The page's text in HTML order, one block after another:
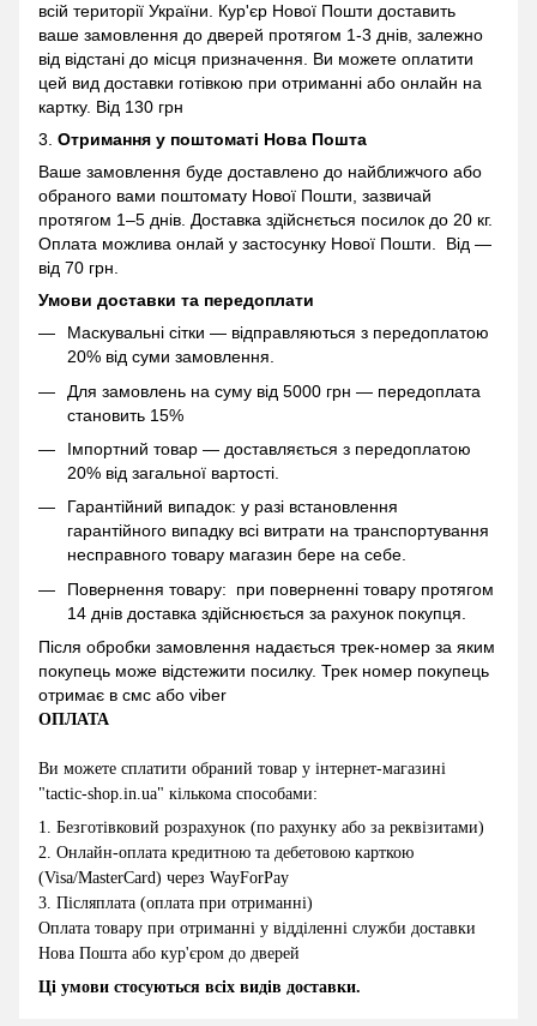
всій території України. Кур'єр Нової Пошти доставить
ваше замовлення до дверей протягом 1-3 днів, залежно
від відстані до місця призначення. Ви можете оплатити
цей вид доставки готівкою при отриманні або онлайн на
картку. Від 130 грн
3. Отримання у поштоматі Нова Пошта
Ваше замовлення буде доставлено до найближчого або
обраного вами поштомату Нової Пошти, зазвичай
протягом 1–5 днів. Доставка здійснється посилок до 20 кг.
Оплата можлива онлай у застосунку Нової Пошти. Від —
від 70 грн.
Умови доставки та передоплати
Маскувальні сітки — відправляються з передоплатою
20% від суми замовлення.
Для замовлень на суму від 5000 грн — передоплата
становить 15%
Імпортний товар — доставляється з передоплатою
20% від загальної вартості.
Гарантійний випадок: у разі встановлення
гарантійного випадку всі витрати на транспортування
несправного товару магазин бере на себе.
Повернення товару: при поверненні товару протягом
14 днів доставка здійснюється за рахунок покупця.
Після обробки замовлення надається трек-номер за яким
покупець може відстежити посилку. Трек номер покупець
отримає в смс або viber
ОПЛАТА
Ви можете сплатити обраний товар у інтернет-магазині
"tactic-shop.in.ua" кількома способами:
1. Безготівковий розрахунок (по рахунку або за реквізитами)
2. Онлайн-оплата кредитною та дебетовою карткою
(Visa/MasterCard) через WayForPay
3. Післяплата (оплата при отриманні)
Оплата товару при отриманні у відділенні служби доставки
Нова Пошта або кур'єром до дверей
Ці умови стосуються всіх видів доставки.